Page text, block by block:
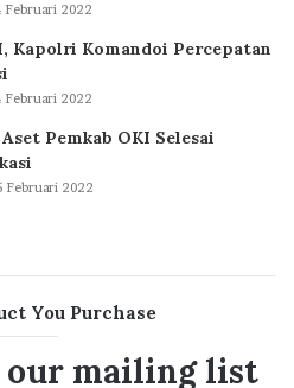
Februari 2022
Kapolri Komandoi Percepatan
Februari 2022
Pemkab OKI Selesai
Februari 2022
You Purchase
our mailing list